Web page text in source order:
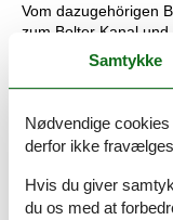
Vom dazugehörigen
zum Bolter Kanal und
Die Kosten für
Mietpreis enthalten.
September
zusätzlich.
Samtykke
Nødvendige
derfor ikke
Hvis du giver
du os med at